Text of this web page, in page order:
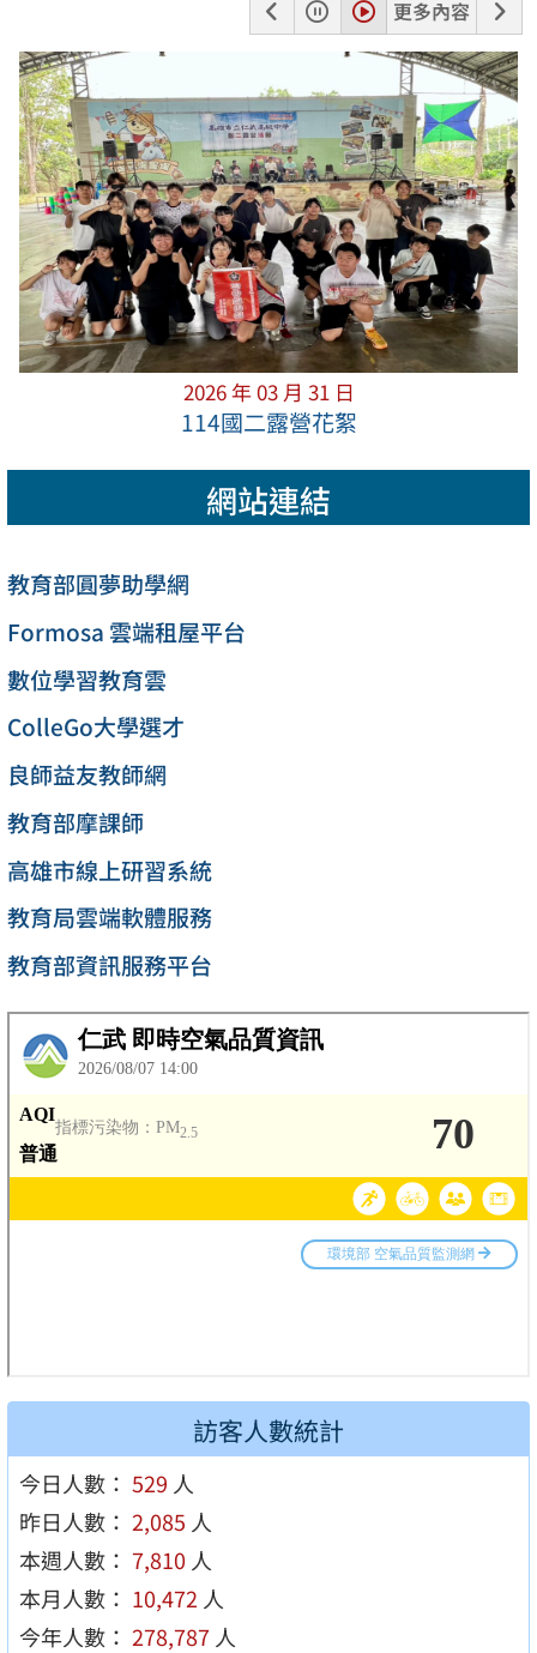
張
暫
停
播
放
更多內容
下
一
張
2026 年 03 月 31 日
114國二露營花絮
網站連結
教育部圓夢助學網
Formosa 雲端租屋平台
數位學習教育雲
ColleGo大學選才
良師益友教師網
教育部摩課師
高雄市線上研習系統
教育局雲端軟體服務
教育部資訊服務平台
訪客人數統計
今日人數： 529 人
昨日人數： 2,085 人
本週人數： 7,810 人
本月人數： 10,472 人
今年人數： 278,787 人